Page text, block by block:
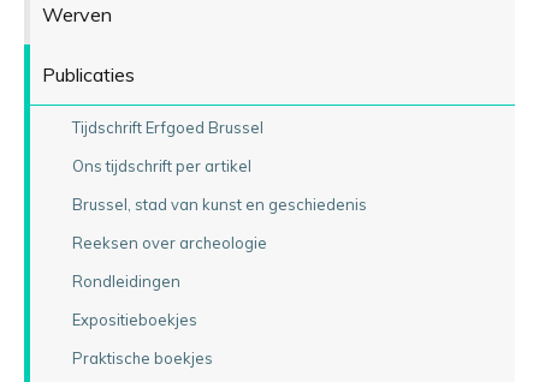
Werven
Publicaties
Tijdschrift Erfgoed Brussel
Ons tijdschrift per artikel
Brussel, stad van kunst en geschiedenis
Reeksen over archeologie
Rondleidingen
Expositieboekjes
Praktische boekjes